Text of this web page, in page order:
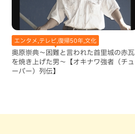
エンタメ,テレビ,復帰50年,文化
奥原崇典～困難と言われた首里城の赤瓦
を焼き上げた男～【オキナワ強者（チュ
ーバー）列伝】